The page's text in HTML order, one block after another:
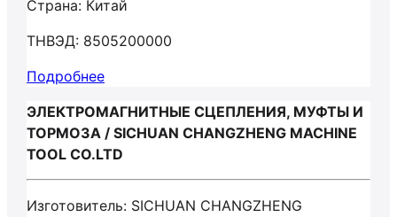
Страна: Китай
ТНВЭД: 8505200000
Подробнее
ЭЛЕКТРОМАГНИТНЫЕ СЦЕПЛЕНИЯ, МУФТЫ И
ТОРМОЗА / SICHUAN CHANGZHENG MACHINE
TOOL CO.LTD
Изготовитель: SICHUAN CHANGZHENG